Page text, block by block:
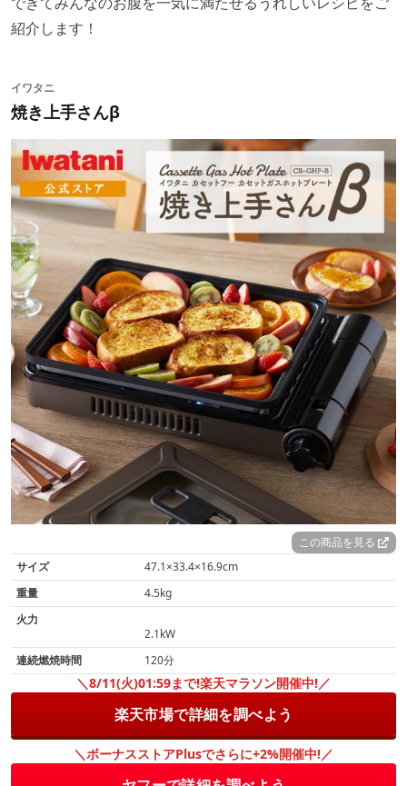
紹介します！
イワタニ
焼き上手さんβ
この商品を見る
サイズ
47.1×33.4×16.9cm
重量
4.5kg
火力
2.1kW
連続燃焼時間
120分
＼8/11(火)01:59まで!楽天マラソン開催中!／
楽天市場で詳細を調べよう
＼ボーナスストアPlusでさらに+2%開催中!／